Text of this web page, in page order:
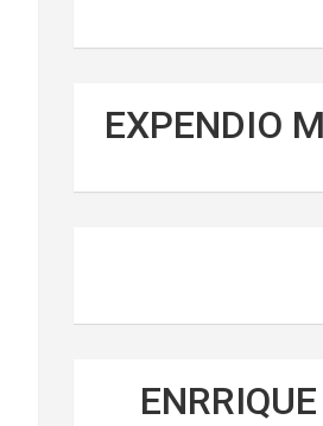
EXPENDIO